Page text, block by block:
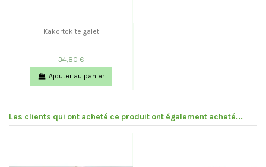
Kakortokite galet
34,80 €
Ajouter au panier
Les clients qui ont acheté ce produit ont également acheté...